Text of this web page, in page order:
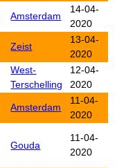
Amsterdam
14-04-
2020
Zeist
13-04-
2020
West-
Terschelling
12-04-
2020
Amsterdam
11-04-
2020
Gouda
11-04-
2020